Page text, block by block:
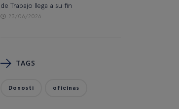
de Trabajo llega a su fin
23/06/2026
TAGS
Donosti oficinas